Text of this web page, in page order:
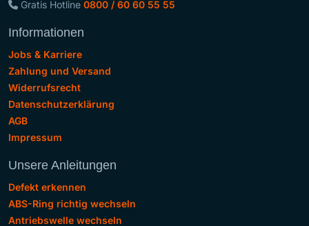
Gratis Hotline 0800 / 60 60 55 55
Informationen
Jobs & Karriere
Zahlung und Versand
Widerrufsrecht
Datenschutzerklärung
AGB
Impressum
Unsere Anleitungen
Defekt erkennen
ABS-Ring richtig wechseln
Antriebswelle wechseln